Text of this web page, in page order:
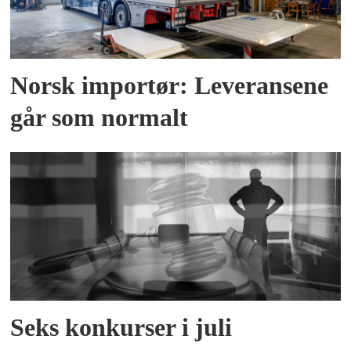
Norsk importør: Leveransene
går som normalt
Seks konkurser i juli